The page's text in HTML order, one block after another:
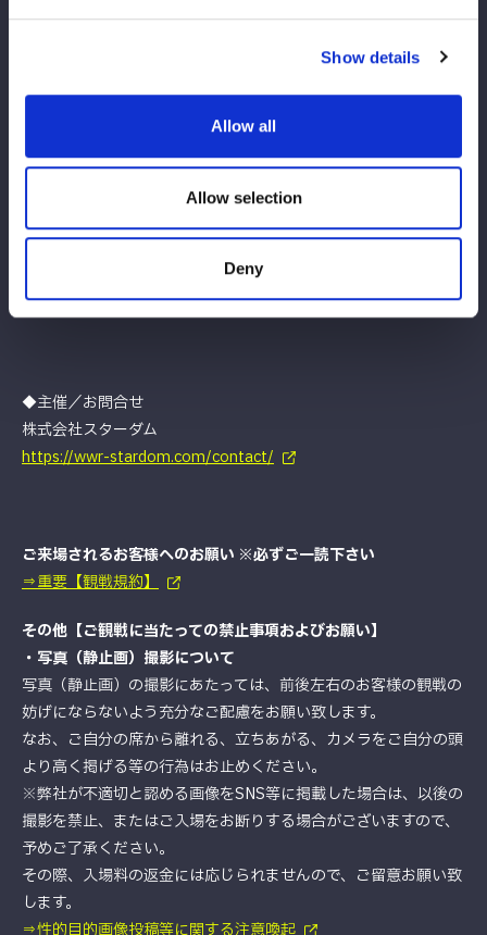
Show details
Allow all
Allow selection
Deny
TEL.<a href=”tel:03-5800-9999″>03-5800-9999</a>
※販売開始は、上記一般発売開始日以降となります。
グッズのご購入において、VISA、MASTERのカードブランドが
ご利用いただけます。お支払は一括払いのみとなります。
※『ブシロードカード』にも対応しています。詳細は、以下のリ
※なお、当会場では、当日券のご購入にはご利用頂けません。
◆主催／お問合せ
株式会社スターダム
https://wwr-stardom.com/contact/
ご来場されるお客様へのお願い ※必ずご一読下さい
⇒重要【観戦規約】
その他【ご観戦に当たっての禁止事項およびお願い】
・写真（静止画）撮影について
写真（静止画）の撮影にあたっては、前後左右のお客様の観戦の
妨げにならないよう充分なご配慮をお願い致します。
なお、ご自分の席から離れる、立ちあがる、カメラをご自分の頭
より高く掲げる等の行為はお止めください。
※弊社が不適切と認める画像をSNS等に掲載した場合は、以後の
撮影を禁止、またはご入場をお断りする場合がございますので、
予めご了承ください。
その際、入場料の返金には応じられませんので、ご留意お願い致
します。
⇒性的目的画像投稿等に関する注意喚起